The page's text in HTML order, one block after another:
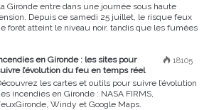
Gironde entre dans une journée sous haute
Depuis ce samedi 25 juillet, le risque feux
forêt atteint le niveau noir, tandis que les fumées
18105
en Gironde : les sites pour
l’évolution du feu en temps réel
les cartes et outils pour suivre l’évolution
incendies en Gironde : NASA FIRMS,
Windy et Google Maps.